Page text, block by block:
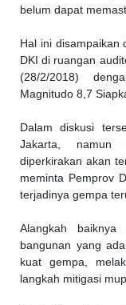
belum dapat
Hal ini disampaikan
DKI di ruangan
(28/2/2018)
Magnitudo 8,7
Dalam diskusi
Jakarta, namun
diperkirakan akan
meminta Pemprov
terjadinya gempa
Alangkah
bangunan yang
kuat gempa,
langkah mitigasi